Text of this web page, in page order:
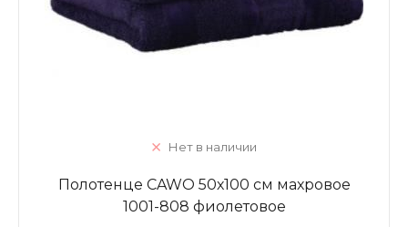
Нет в наличии
Полотенце CAWO 50х100 см махровое
1001-808 фиолетовое